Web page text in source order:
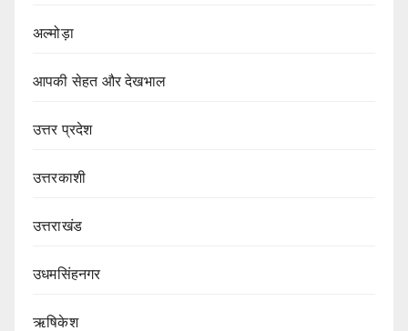
अल्मोड़ा
आपकी सेहत और देखभाल
उत्तर प्रदेश
उत्तरकाशी
उत्तराखंड
उधमसिंहनगर
ऋषिकेश